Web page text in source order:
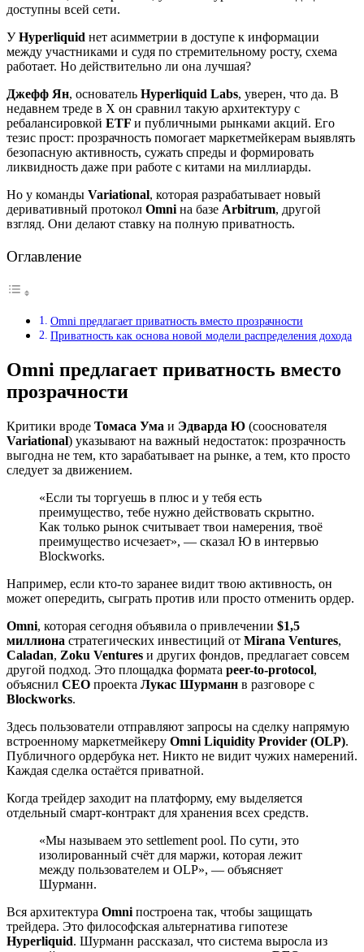
доступны всей сети.
УHyperliquid нет асимметрии в доступе к информации
между участниками и судя по стремительному росту, схема
работает. Но действительно ли она лучшая?
Джефф Ян, основатель Hyperliquid Labs, уверен, что да. В
недавнем треде в X он сравнил такую архитектуру с
ребалансировкой ETF и публичными рынками акций. Его
тезис прост: прозрачность помогает маркетмейкерам выявлять
безопасную активность, сужать спреды и формировать
ликвидность даже при работе с китами на миллиарды.
Но у команды Variational, которая разрабатывает новый
деривативный протокол Omniна базе Arbitrum, другой
взгляд. Они делают ставку на полную приватность.
Оглавление
Omni предлагает приватность вместо прозрачности
Приватность как основа новой модели распределения дохода
Omni предлагает приватность вместо
прозрачности
Критики вроде Томаса Ума и Эдварда Ю (сооснователя
Variational) указывают на важный недостаток: прозрачность
выгодна не тем, кто зарабатывает на рынке, а тем, кто просто
следует за движением.
«Если ты торгуешь в плюс и у тебя есть
преимущество, тебе нужно действовать скрытно.
Как только рынок считывает твои намерения, твоё
преимущество исчезает», — сказал Ю в интервью
Blockworks.
Например, если кто-то заранее видит твою активность, он
может опередить, сыграть против или просто отменить ордер.
Omni, которая сегодня объявила о привлечении $1,5
миллиона стратегических инвестиций от Mirana Ventures,
Caladan, Zoku Ventures и других фондов, предлагает совсем
другой подход. Это площадка формата peer-to-protocol,
объяснил CEO проекта Лукас Шурманн в разговоре с
Blockworks.
Здесь пользователи отправляют запросы на сделку напрямую
встроенному маркетмейкеру Omni Liquidity Provider (OLP).
Публичного ордербука нет. Никто не видит чужих намерений.
Каждая сделка остаётся приватной.
Когда трейдер заходит на платформу, ему выделяется
отдельный смарт-контракт для хранения всех средств.
«Мы называем это settlement pool. По сути, это
изолированный счёт для маржи, которая лежит
между пользователем и OLP», — объясняет
Шурманн.
Вся архитектура Omni построена так, чтобы защищать
трейдера. Это философская альтернатива гипотезе
Hyperliquid. Шурманн рассказал, что система выросла из